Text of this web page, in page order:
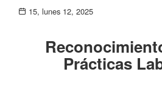
15, lunes 12, 2025
Prácticas